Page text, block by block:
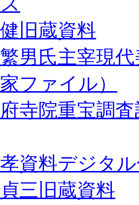
旧蔵資料
男氏主宰現
家ファイル）
寺院重宝調
資料デジタ
三旧蔵資料